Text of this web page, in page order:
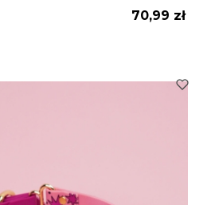
Cena
70,99 zł